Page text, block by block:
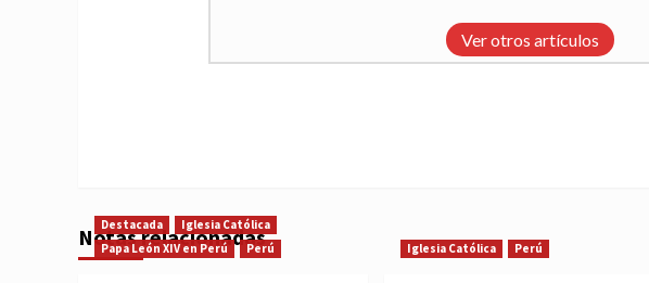
Ver otros artículos
Notas relacionadas
Destacada
Iglesia Católica
Papa León XIV en Perú
Perú Iglesia Católica Perú